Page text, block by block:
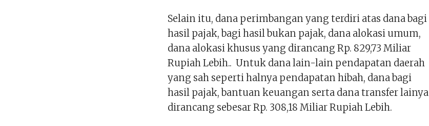
Selain itu, dana perimbangan yang terdiri atas dana bagi
hasil pajak, bagi hasil bukan pajak, dana alokasi umum,
dana alokasi khusus yang dirancang Rp. 829,73 Miliar
Rupiah Lebih.. Untuk dana lain-lain pendapatan daerah
yang sah seperti halnya pendapatan hibah, dana bagi
hasil pajak, bantuan keuangan serta dana transfer lainya
dirancang sebesar Rp. 308,18 Miliar Rupiah Lebih.